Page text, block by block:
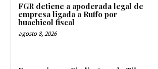
FGR detiene a apoderada legal de
empresa ligada a Ruffo por
huachicol fiscal
agosto 8, 2026